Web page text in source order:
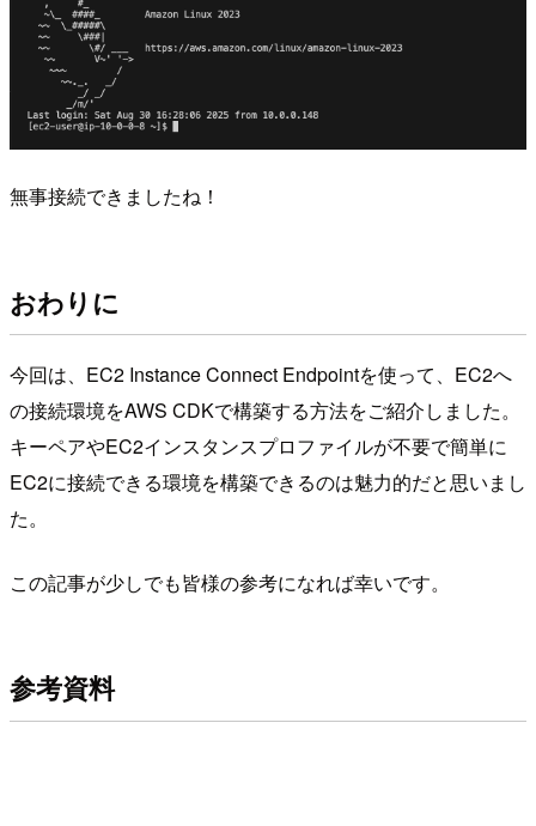
無事接続できましたね！
おわりに
今回は、EC2 Instance Connect Endpointを使って、EC2へ
の接続環境をAWS CDKで構築する方法をご紹介しました。
キーペアやEC2インスタンスプロファイルが不要で簡単に
EC2に接続できる環境を構築できるのは魅力的だと思いまし
た。
この記事が少しでも皆様の参考になれば幸いです。
参考資料